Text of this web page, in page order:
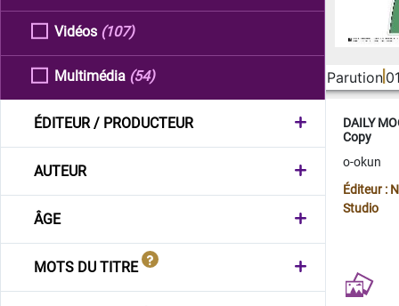
Vidéos (107)
Multimédia (54)
ÉDITEUR / PRODUCTEUR
AUTEUR
ÂGE
MOTS DU TITRE
Parution
DAILY
Copy
o-okun
Éditeur :
Studio